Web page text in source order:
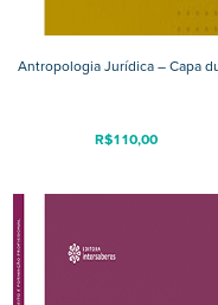
Antropologia Jurídica – Capa
R$110,00